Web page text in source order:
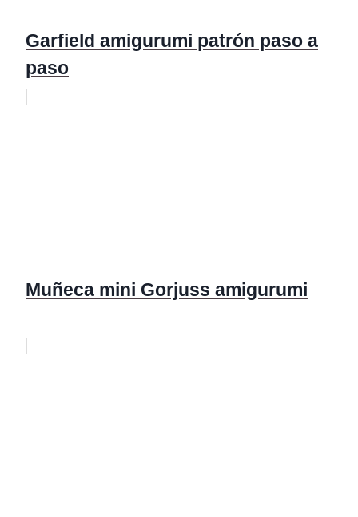
Garfield amigurumi patrón paso a
paso
Muñeca mini Gorjuss amigurumi